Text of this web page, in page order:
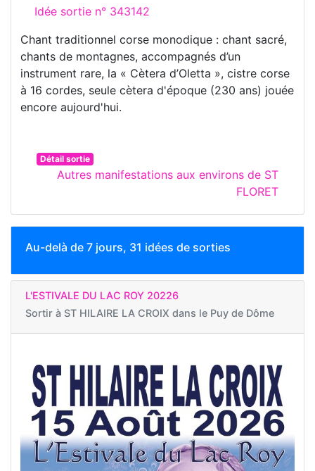
Idée sortie n° 343142
Chant traditionnel corse monodique : chant sacré,
chants de montagnes, accompagnés d’un
instrument rare, la « Cètera d’Oletta », cistre corse
à 16 cordes, seule cètera d'époque (230 ans) jouée
encore aujourd'hui.
Détail sortie
Autres manifestations aux environs de ST
FLORET
Au-delà de 7 jours, 31 idées de sorties
L'ESTIVALE DU LAC ROY 20226
Sortir à ST HILAIRE LA CROIX dans le Puy de Dôme